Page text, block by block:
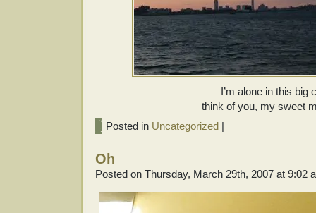
I’m alone in this big
think of you, my sweet
Posted in Uncategorized |
Oh
Posted on Thursday, March 29th, 2007 at 9:02